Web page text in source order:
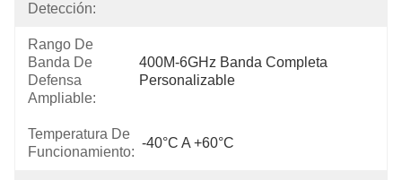
Detección:
Rango De
Banda De
Defensa
Ampliable:
400M-6GHz Banda Completa
Personalizable
Temperatura De
Funcionamiento:
-40°C A +60°C